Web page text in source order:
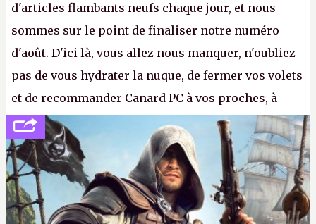
d'articles flambants neufs chaque jour, et nous
sommes sur le point de finaliser notre numéro
d'août. D'ici là, vous allez nous manquer, n'oubliez
pas de vous hydrater la nuque, de fermer vos volets
et de recommander Canard PC à vos proches, à
votre famille et aux inconnus que vous croisez
dans la rue. Bon été à tous ! –ER.